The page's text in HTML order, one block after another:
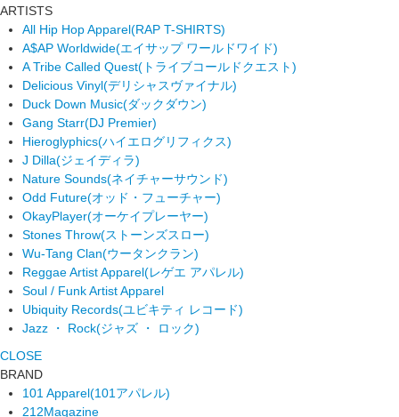
ARTISTS
All Hip Hop Apparel(RAP T-SHIRTS)
A$AP Worldwide(エイサップ ワールドワイド)
A Tribe Called Quest(トライブコールドクエスト)
Delicious Vinyl(デリシャスヴァイナル)
Duck Down Music(ダックダウン)
Gang Starr(DJ Premier)
Hieroglyphics(ハイエログリフィクス)
J Dilla(ジェイディラ)
Nature Sounds(ネイチャーサウンド)
Odd Future(オッド・フューチャー)
OkayPlayer(オーケイプレーヤー)
Stones Throw(ストーンズスロー)
Wu-Tang Clan(ウータンクラン)
Reggae Artist Apparel(レゲエ アパレル)
Soul / Funk Artist Apparel
Ubiquity Records(ユビキティ レコード)
Jazz ・ Rock(ジャズ ・ ロック)
CLOSE
BRAND
101 Apparel(101アパレル)
212Magazine